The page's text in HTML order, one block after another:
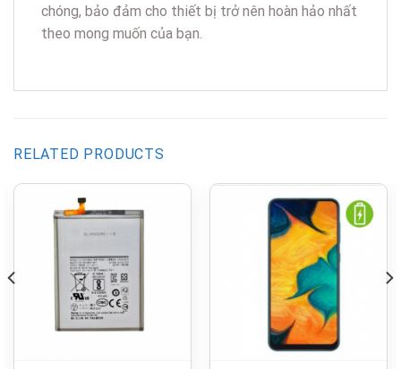
chóng, bảo đảm cho thiết bị trở nên hoàn hảo nhất
theo mong muốn của bạn.
RELATED PRODUCTS